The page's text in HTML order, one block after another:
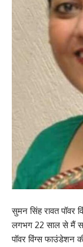
सुमन सिंह रावत पॉवर
लगभग 22 साल से मैं
पॉवर विंग्स फाउंडेशन